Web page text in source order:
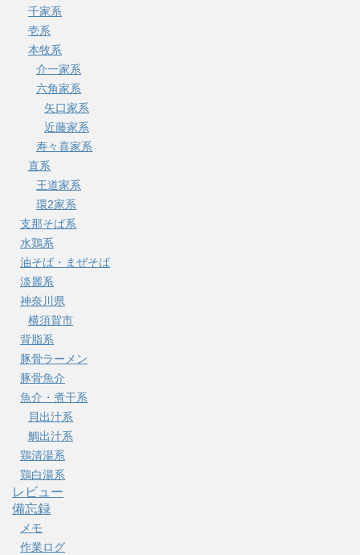
千家系
壱系
本牧系
介一家系
六角家系
矢口家系
近藤家系
寿々喜家系
直系
王道家系
環2家系
支那そば系
水鶏系
油そば・まぜそば
淡麗系
神奈川県
横須賀市
背脂系
豚骨ラーメン
豚骨魚介
魚介・煮干系
貝出汁系
鯛出汁系
鶏清湯系
鶏白湯系
レビュー
備忘録
メモ
作業ログ